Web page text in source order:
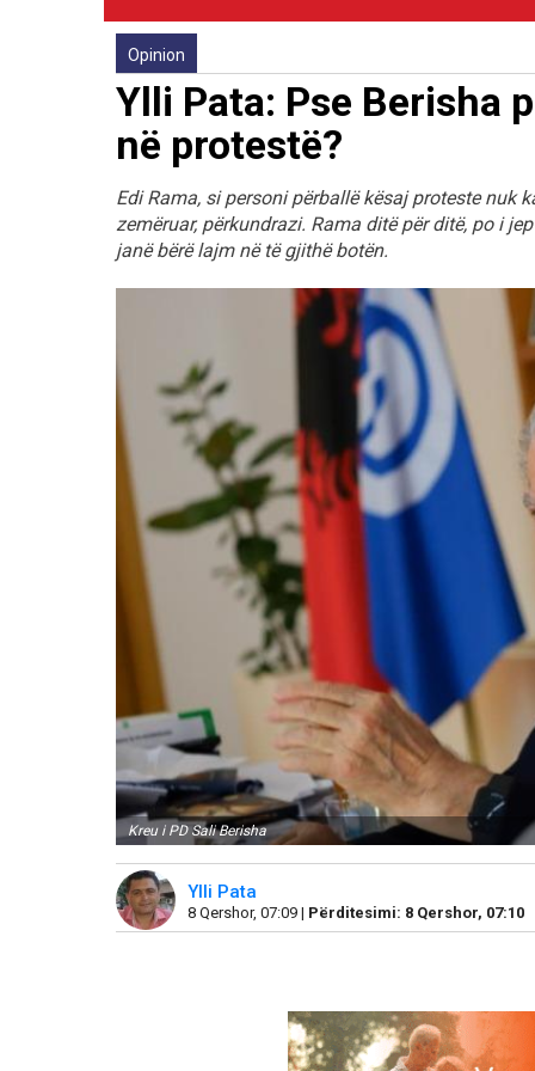
Opinion
Ylli Pata: Pse Berisha
në protestë?
Edi Rama, si personi përballë kësaj proteste nuk
zemëruar, përkundrazi. Rama ditë për ditë, po i
janë bërë lajm në të gjithë botën.
Kreu i PD Sali Berisha
Ylli Pata
8 Qershor, 07:09 | Përditesimi: 8 Qershor, 07:10